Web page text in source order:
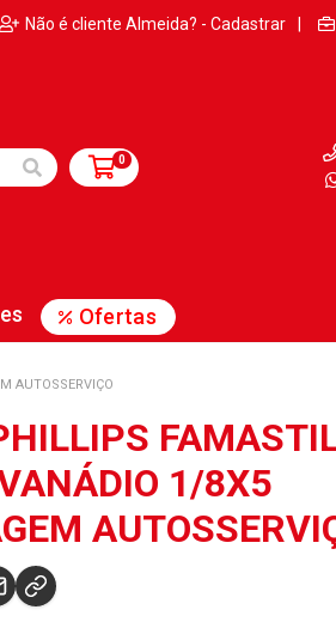
Não é cliente Almeida? - Cadastrar |
0
Ofertas
AUTOSSERVIÇO
1/8X5